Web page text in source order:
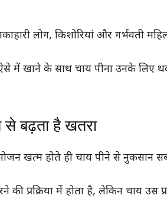
लोग, किशोरियां और गर्भवती
में खाने के साथ चाय पीना उनके लिए
से बढ़ता है खतरा
खत्म होते ही चाय पीने से नुकसान
प्रक्रिया में होता है, लेकिन चाय उस